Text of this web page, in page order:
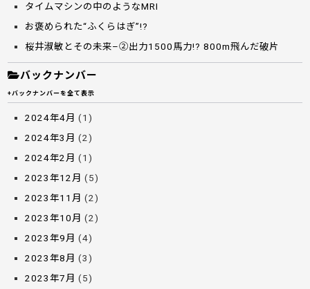
タイムマシンの中のようなMRI
お褒められた“ふくらはぎ”!?
桜井淑敏とその未来–②出力1500馬力!? 800m飛んだ破片
バックナンバー
+バックナンバーを全て表示
2024年4月 (1)
2024年3月 (2)
2024年2月 (1)
2023年12月 (5)
2023年11月 (2)
2023年10月 (2)
2023年9月 (4)
2023年8月 (3)
2023年7月 (5)